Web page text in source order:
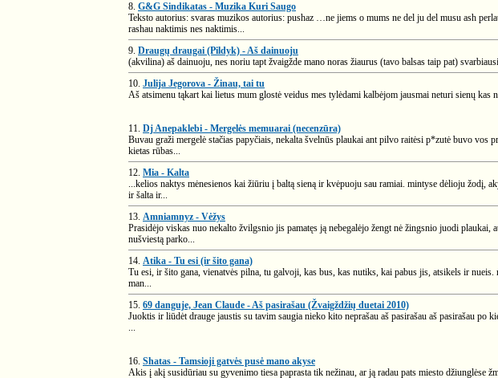
8. G&G Sindikatas - Muzika Kuri Saugo
Teksto autorius: svaras muzikos autorius: pushaz …ne jiems o mums ne del ju del musu ash
rashau naktimis nes naktimis...
9. Draugų draugai (Pildyk) - Aš dainuoju
(akvilina) aš dainuoju, nes noriu tapt žvaigžde mano noras žiaurus (tavo balsas taip pat)
10. Julija Jegorova - Žinau, tai tu
Aš atsimenu tąkart kai lietus mum glostė veidus mes tylėdami kalbėjom jausmai neturi sienų
11. Dj Anepaklebi - Mergelės memuarai (necenzūra)
Buvau graži mergelė stačias papyčiais, nekalta švelnūs plaukai ant pilvo raitėsi p*zutė buvo
kietas rūbas...
12. Mia - Kalta
...kelios naktys mėnesienos kai žiūriu į baltą sieną ir kvėpuoju sau ramiai. mintyse dėlioju žodį,
ir šalta ir...
13. Amniamnyz - Vėžys
Prasidėjo viskas nuo nekalto žvilgsnio jis pamatęs ją nebegalėjo žengt nė žingsnio juodi
nušviestą parko...
14. Atika - Tu esi (ir šito gana)
Tu esi, ir šito gana, vienatvės pilna, tu galvoji, kas bus, kas nutiks, kai pabus jis, atsikels ir
man...
15. 69 danguje, Jean Claude - Aš pasirašau (Žvaigždžių duetai 2010)
Juoktis ir liūdėt drauge jaustis su tavim saugia nieko kito neprašau aš pasirašau aš pasirašau
...
16. Shatas - Tamsioji gatvės pusė mano akyse
Akis į akį susidūriau su gyvenimo tiesa paprasta tik nežinau, ar ją radau pats miesto džiunglėse